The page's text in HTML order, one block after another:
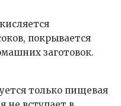
покрывается
заготовок.
только пищевая